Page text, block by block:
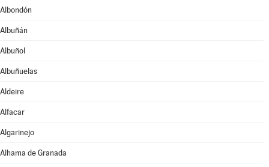
Albondón
Albuñán
Albuñol
Albuñuelas
Aldeire
Alfacar
Algarinejo
Alhama de Granada